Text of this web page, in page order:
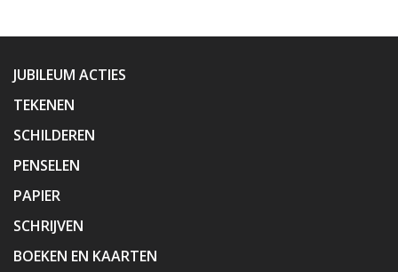
JUBILEUM ACTIES
TEKENEN
SCHILDEREN
PENSELEN
PAPIER
SCHRIJVEN
BOEKEN EN KAARTEN